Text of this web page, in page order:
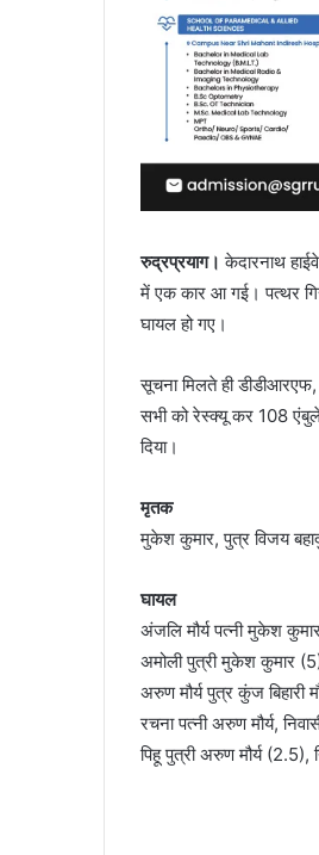
रुद्रप्रयाग। केदारनाथ
में एक कार आ गई। पत्थर
घायल हो गए।
सूचना मिलते ही
सभी को रेस्क्यू कर 108
दिया।
मृतक
मुकेश कुमार, पुत्र विजय
घायल
अंजलि मौर्य पत्नी मुकेश
अमोली पुत्री मुकेश कुमार
अरुण मौर्य पुत्र कुंज
रचना पत्नी अरुण मौर्य,
पिहू पुत्री अरुण मौर्य